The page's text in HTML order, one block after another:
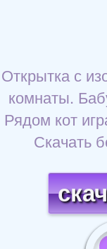
Открытка с
комнаты.
Рядом кот
Скачать